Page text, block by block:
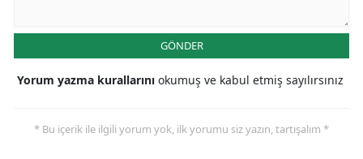
GÖNDER
Yorum yazma kurallarını okumuş ve kabul etmiş sayılırsınız
* Bu içerik ile ilgili yorum yok, ilk yorumu siz yazın, tartışalım *